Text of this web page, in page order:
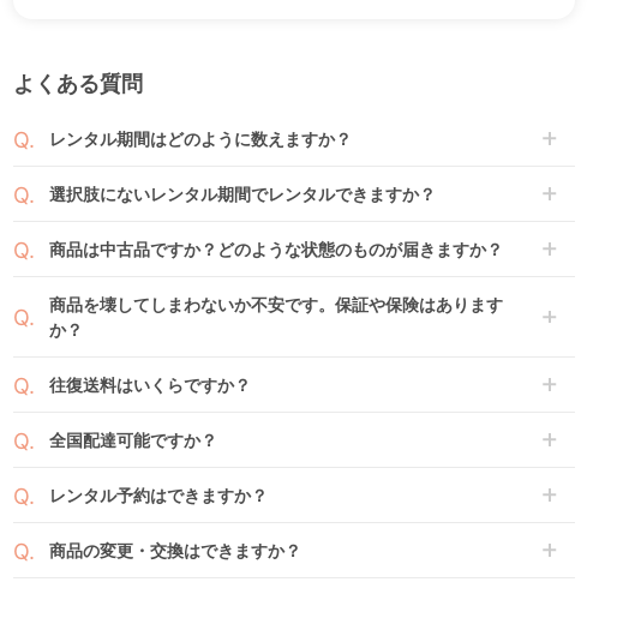
よくある質問
レンタル期間はどのように数えますか？
ります。
者（佐川急便）に商品の引渡しとなります。
選択肢にないレンタル期間でレンタルできますか？
です。
くか、もしくは6ヶ月レンタルご注文の上で、早期にご返却くださ
い。
商品は中古品ですか？どのような状態のものが届きますか？
す。
新品商品はメーカーから仕入れた状態のものをお送りします。商品に
ます。
ざいます。その際、メーカーの都合によっては、表示されているお届
せていただく場合がございます。あらかじめご了承ください。
す。
商品を壊してしまわないか不安です。保証や保険はあります
か？
ご注文時に商品と一緒にカートへ入れ安心補償オプションをご購入く
２つのプランごとに補償内容は異なります。
往復送料はいくらですか？
ページから住所を入力すると送料が確認いただけます。
全国配達可能ですか？
※空港への配達はご対応できかねますのであらかじめご了承くださ
レンタル予約はできますか？
商品のご注文時にご希望のお日にちに配送日指定をしてください。レ
商品の変更・交換はできますか？